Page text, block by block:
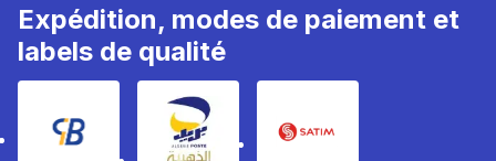
Expédition, modes de paiement et
labels de qualité